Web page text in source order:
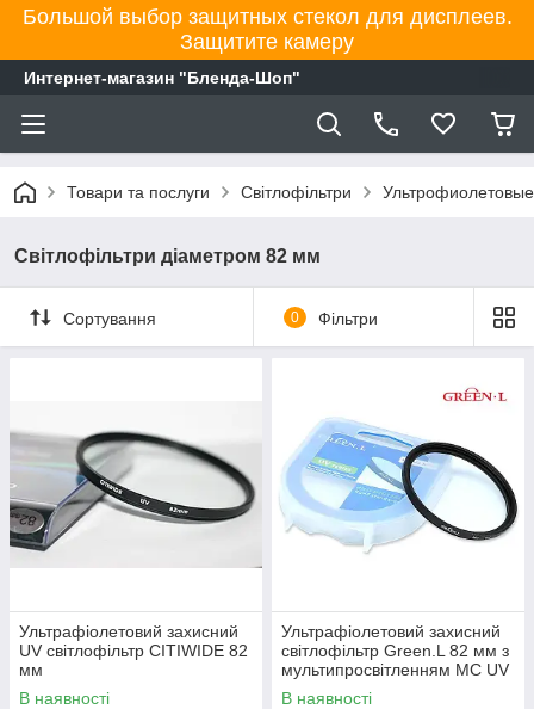
Большой выбор защитных стекол для дисплеев.
Защитите камеру
Интернет-магазин "Бленда-Шоп"
Товари та послуги Світлофільтри Ультрофиолетовые
Світлофільтри діаметром 82 мм
Сортування 0 Фільтри
Ультрафіолетовий захисний
UV світлофільтр CITIWIDE 82
мм
В наявності
Ультрафіолетовий захисний
світлофільтр Green.L 82 мм з
мультипросвітленням MC UV
В наявності